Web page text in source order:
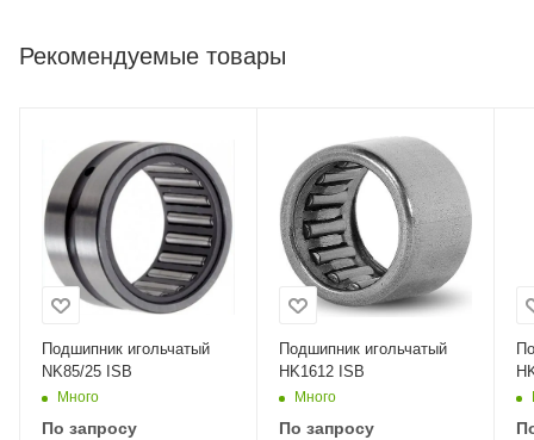
Рекомендуемые товары
Подшипник игольчатый
NK85/25 ISB
Много
По запросу
Подшипник игольчатый
HK1612 ISB
Много
По запросу